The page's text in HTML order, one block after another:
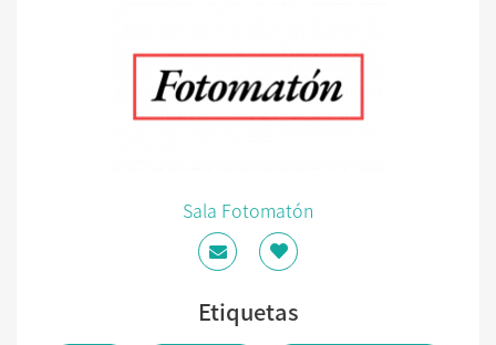
Sala Fotomatón
Etiquetas